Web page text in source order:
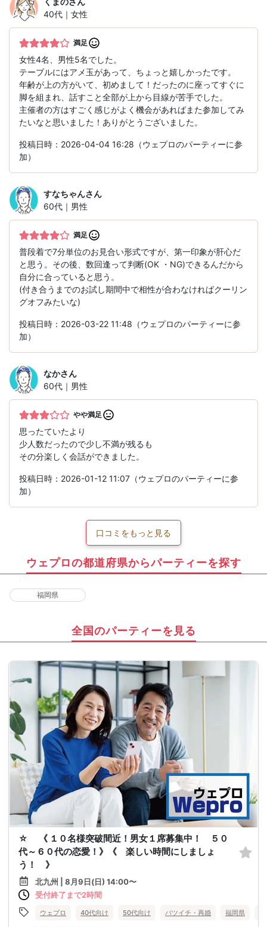
40代｜女性
満足
女性4名、男性5名でした。
テーブルにはアメ玉があって、ちょっと嬉しかったです。
年齢が上の方がいて、初めまして！だったのに座ってすぐに
脚を組まれ、話すこと全部が上から目線が苦手でした。
主催者の方はすごく感じがよく機会があればまた参加してみ
たいなと思いました！ありがとうございました。
投稿日時：2026-04-04 16:28（ウェプロのパーティーに参
加）
すなちゃんさん
60代｜男性
満足
普段着で7分単位のお見合い形式ですが、第一印象が肝心だ
と思う。その後、数回逢って判断(OK ・NG)できるんだから
自分に合っていると思う。
(付き合うまでのお試し期間中で相性が合わなければクーリン
グオフみたいな)
投稿日時：2026-03-22 11:48（ウェプロのパーティーに参
加）
なかさん
60代｜男性
やや満足
思ったていたより
少人数だったので少し不満が残るも
その分楽しく会話ができました。
投稿日時：2026-01-12 11:07（ウェプロのパーティーに参
加）
口コミをもっと見る
ウェプロの都道府県からパーティーを探す
福岡県
全国のパーティーを見る
☆ 《 １０名様突破間近！男女１席募集中！ ５０
代～６０代の恋愛！》《 楽しい時間にしましょ
う！ 》
北九州 | 8月9日(日) 14:00〜
受付終了まで2時間
ウェプロ 40代向け 50代向け バツイチ・再婚 福岡県